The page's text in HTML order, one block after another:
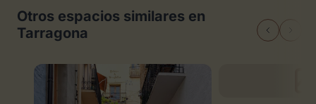
Otros espacios similares en
Tarragona